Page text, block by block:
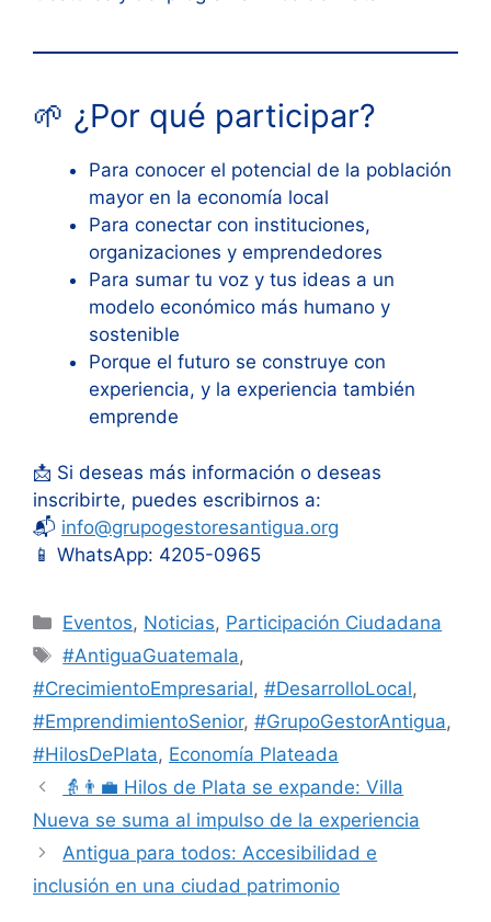
🌱 ¿Por qué participar?
Para conocer el potencial de la población
mayor en la economía local
Para conectar con instituciones,
organizaciones y emprendedores
Para sumar tu voz y tus ideas a un
modelo económico más humano y
sostenible
Porque el futuro se construye con
experiencia, y la experiencia también
emprende
📩 Si deseas más información o deseas
inscribirte, puedes escribirnos a:
📬 info@grupogestoresantigua.org
📱 WhatsApp: 4205-0965
Categorías
Eventos, Noticias, Participación Ciudadana
Etiquetas
#AntiguaGuatemala,
#CrecimientoEmpresarial, #DesarrolloLocal,
#EmprendimientoSenior, #GrupoGestorAntigua,
#HilosDePlata, Economía Plateada
👵👨‍💼 Hilos de Plata se expande: Villa
Nueva se suma al impulso de la experiencia
Antigua para todos: Accesibilidad e
inclusión en una ciudad patrimonio